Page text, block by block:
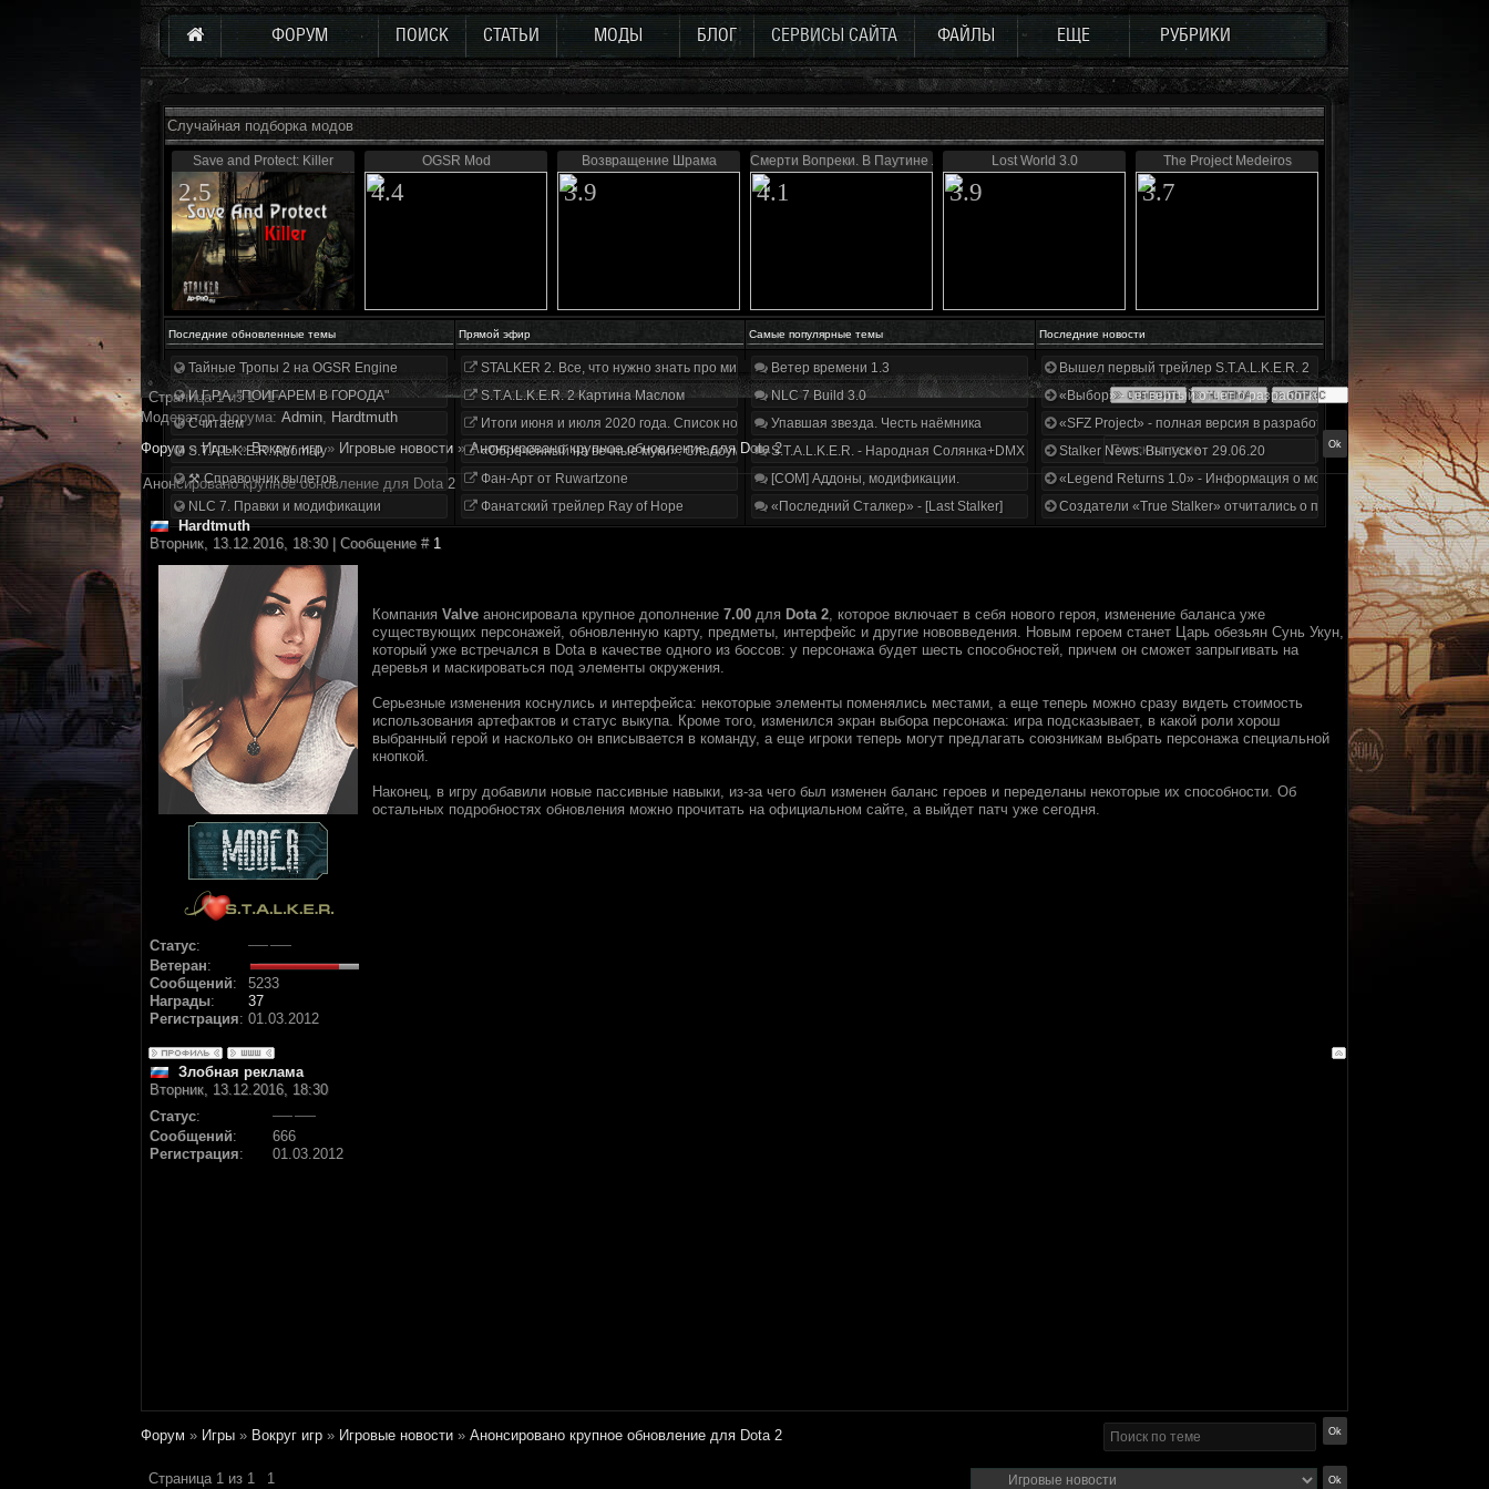
ФОРУМ ПОИСК СТАТЬИ МОДЫ БЛОГ СЕРВИСЫ САЙТА ФАЙЛЫ ЕЩЕ РУБРИКИ
Случайная подборка модов
Save and Protect: Killer
2.5
OGSR Mod
4.4
Возвращение Шрама
3.9
Смерти Вопреки. В Паутине лжи
4.1
Lost World 3.0
3.9
The Project Medeiros
3.7
Последние обновленные темы Прямой эфир Самые популярные темы Последние новости
Тайные Тропы 2 на OGSR Engine
И.Г.Р.А. "ПОИГАРЕМ В ГОРОДА"
Считаем
S.T.A.L.K.E.R. Anomaly
⚒ Справочник вылетов
NLC 7. Правки и модификации
STALKER 2. Все, что нужно знать про мир, геймплей и сюжет | Разбор трейлера
S.T.A.L.K.E.R. 2 Картина Маслом
Итоги июня и июля 2020 года. Список нововведений
«Обречённый на вечные муки». Слабоумие и отвага
Фан-Арт от Ruwartzone
Фанатский трейлер Ray of Hope
Ветер времени 1.3
NLC 7 Build 3.0
Упавшая звезда. Честь наёмника
S.T.A.L.K.E.R. - Народная Солянка+DMX 1.3.5.ООП.МА.К.
[COM] Аддоны, модификации.
«Последний Сталкер» - [Last Stalker]
Вышел первый трейлер S.T.A.L.K.E.R. 2
«Выбор» - четвертый отчет о разработке!
«SFZ Project» - полная версия в разработке!
Stalker News. Выпуск от 29.06.20
«Legend Returns 1.0» - Информация о моде за июнь 2020
Создатели «True Stalker» отчитались о проделанной работе
Страница1из1
1
Модератор форума: Аdmin, Hardtmuth
Форум » Игры » Вокруг игр » Игровые новости » Анонсировано крупное обновление для Dota 2
Анонсировано крупное обновление для Dota 2
Hardtmuth
Вторник, 13.12.2016, 18:30 | Сообщение # 1
Статус:
Ветеран:
Сообщений:
5233
Награды:
37
Регистрация: 01.03.2012
Компания Valve анонсировала крупное дополнение 7.00 для Dota 2, которое включает в себя нового героя, изменение баланса уже
существующих персонажей, обновленную карту, предметы, интерфейс и другие нововведения. Новым героем станет Царь обезьян Сунь Укун,
который уже встречался в Dota в качестве одного из боссов: у персонажа будет шесть способностей, причем он сможет запрыгивать на
деревья и маскироваться под элементы окружения.
Серьезные изменения коснулись и интерфейса: некоторые элементы поменялись местами, а еще теперь можно сразу видеть стоимость
использования артефактов и статус выкупа. Кроме того, изменился экран выбора персонажа: игра подсказывает, в какой роли хорош
выбранный герой и насколько он вписывается в команду, а еще игроки теперь могут предлагать союзникам выбрать персонажа специальной
кнопкой.
Наконец, в игру добавили новые пассивные навыки, из-за чего был изменен баланс героев и переделаны некоторые их способности. Об
остальных подробностях обновления можно прочитать на официальном сайте, а выйдет патч уже сегодня.
Злобная реклама
Вторник, 13.12.2016, 18:30
Статус:
Сообщений:
666
Регистрация: 01.03.2012
Форум » Игры » Вокруг игр » Игровые новости » Анонсировано крупное обновление для Dota 2
Страница 1 из 1 1